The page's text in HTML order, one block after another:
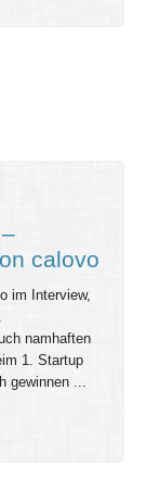
calovo
im Interview,
namhaften
1. Startup
gewinnen ...